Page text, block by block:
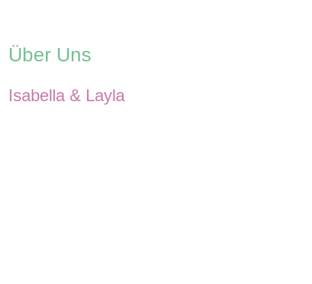
Über Uns
Isabella & Layla